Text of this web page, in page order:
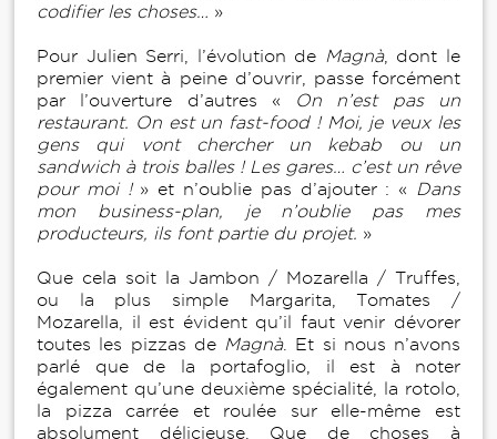
codifier les choses… »
Pour Julien Serri, l’évolution de Magnà, dont le
premier vient à peine d’ouvrir, passe forcément
par l’ouverture d’autres «
On n’est pas un
restaurant. On est un fast-food ! Moi, je veux les
gens qui vont chercher un kebab ou un
sandwich à trois balles ! Les gares… c’est un rêve
pour moi !» et n’oublie pas d’ajouter : «
Dans
mon business-plan, je n’oublie pas mes
producteurs, ils font partie du projet. »
Que cela soit la Jambon / Mozarella / Truffes,
ou la plus simple Margarita, Tomates /
Mozarella, il est évident qu’il faut venir dévorer
toutes les pizzas de Magnà. Et si nous n’avons
parlé que de la portafoglio, il est à noter
également qu’une deuxième spécialité, la rotolo,
la pizza carrée et roulée sur elle-même est
absolument délicieuse. Que de choses à